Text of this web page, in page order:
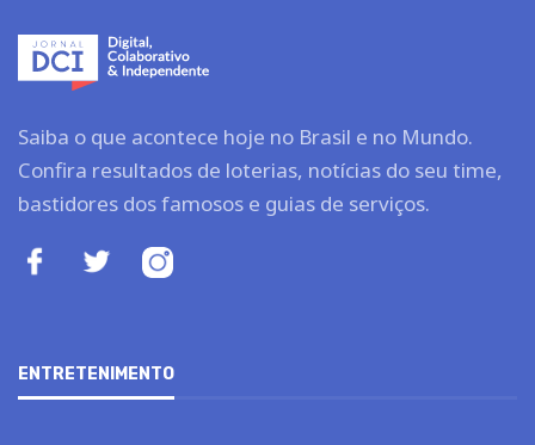
Saiba o que acontece hoje no Brasil e no Mundo.
Confira resultados de loterias, notícias do seu time,
bastidores dos famosos e guias de serviços.
ENTRETENIMENTO